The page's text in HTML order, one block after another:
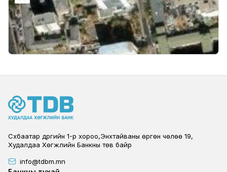
Сүхбаатар дүүргийн 1-р хороо,Энхтайваны өргөн чөлөө 19,
Худалдаа Хөгжлийн Банкны төв байр
info@tdbm.mn